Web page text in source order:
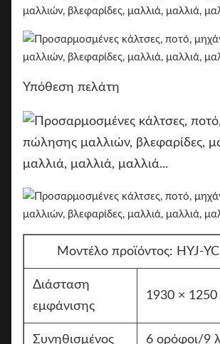
Υπόθεση πελάτη
Μοντέλο προϊόντος: HYJ-
Διάσταση
εμφάνισης
1930 ×
Συνηθισμένος 6 ορόφοι/9